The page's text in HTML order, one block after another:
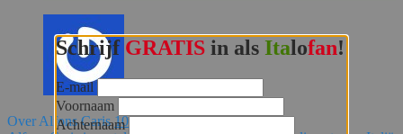
Over Alfons Caris105 Artikelen
Schrijf GRATIS in als Italofan!
E-mail
Voornaam
Achternaam